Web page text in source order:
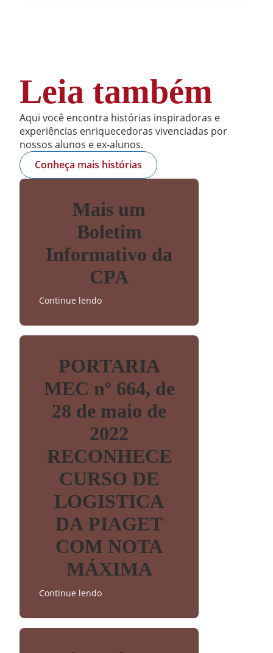
Leia também
Aqui você encontra histórias inspiradoras e
experiências enriquecedoras vivenciadas por
nossos alunos e ex-alunos.
Conheça mais histórias
Mais um
Boletim
Informativo da
CPA
Continue lendo
PORTARIA
MEC nº 664, de
28 de maio de
2022
RECONHECE
CURSO DE
LOGISTICA
DA PIAGET
COM NOTA
MÁXIMA
Continue lendo